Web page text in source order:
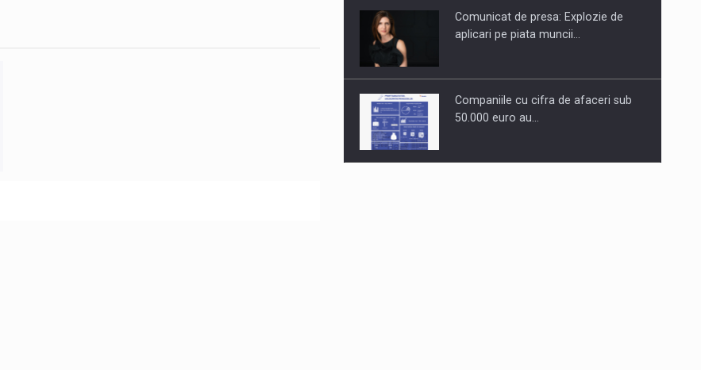
Comunicat de presa: Explozie de
aplicari pe piata muncii…
Companiile cu cifra de afaceri sub
50.000 euro au…